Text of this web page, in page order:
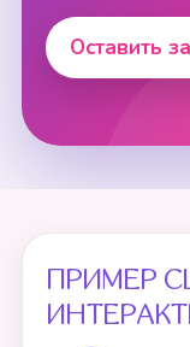
Оставить
ПРИМЕР